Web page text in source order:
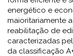
energético e
maioritariamente
reabilitação de
caracterizadas
da classificação